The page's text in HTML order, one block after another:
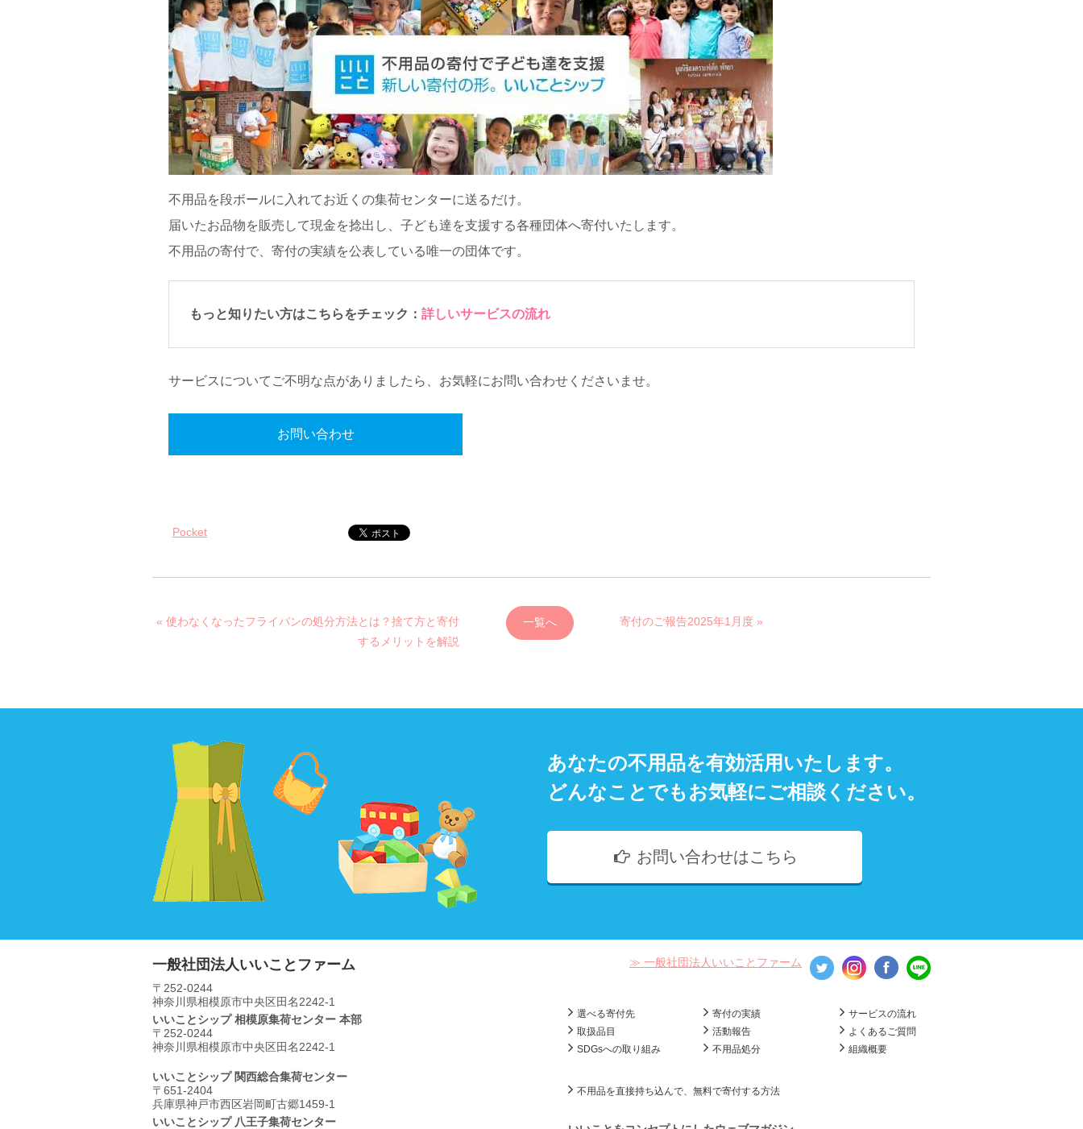
不用品を段ボールに入れてお近くの集荷センターに送るだけ。
届いたお品物を販売して現金を捻出し、子ども達を支援する各種団体へ寄付いたします。
不用品の寄付で、寄付の実績を公表している唯一の団体です。
もっと知りたい方はこちらをチェック： 詳しいサービスの流れ
サービスについてご不明な点がありましたら、お気軽にお問い合わせくださいませ。
お問い合わせ
Pocket
« 使わなくなったフライパンの処分方法とは？捨て方と寄付
するメリットを解説
一覧へ 寄付のご報告2025年1月度 »
あなたの不用品を有効活用いたします。
どんなことでもお気軽にご相談ください。
お問い合わせはこちら
一般社団法人いいことファーム
〒252-0244
神奈川県相模原市中央区⽥名2242-1
いいことシップ 相模原集荷センター 本部
〒252-0244
神奈川県相模原市中央区⽥名2242-1
いいことシップ 関西総合集荷センター
〒651-2404
兵庫県神戸市西区岩岡町古郷1459-1
いいことシップ 八王子集荷センター
≫ 一般社団法人いいことファーム
選べる寄付先 寄付の実績
サービスの流れ
取扱品目
活動報告
よくあるご質問
SDGsへの取り組み
不用品処分 組織概要
不用品を直接持ち込んで、無料で寄付する方法